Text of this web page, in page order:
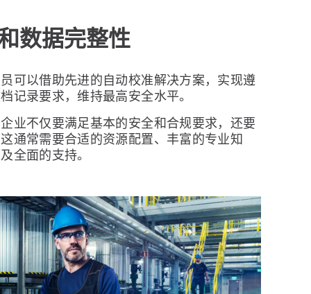
数据完整性
可以借助先进的自动校准解决方案，实现遵
记录要求，维持最高安全水平。
业不仅要满足基本的安全和合规要求，还要
通常需要合适的资源配置、丰富的专业知
全面的支持。